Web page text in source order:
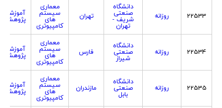
22533 روزانه
دانشگاه
صنعتی
شریف -
تهران
تهران
معماری
سیستم
های
کامپیوتری
آموزشی
پژوهشی
22534 روزانه
دانشگاه
صنعتی
شیراز
فارس
معماری
سیستم
های
کامپیوتری
آموزشی
پژوهشی
22535 روزانه
دانشگاه
صنعتی
بابل
مازندران
معماری
سیستم
های
کامپیوتری
آموزشی
پژوهشی